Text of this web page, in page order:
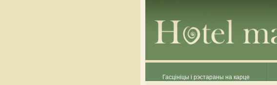
Гасцініцы і рэстараны на карце